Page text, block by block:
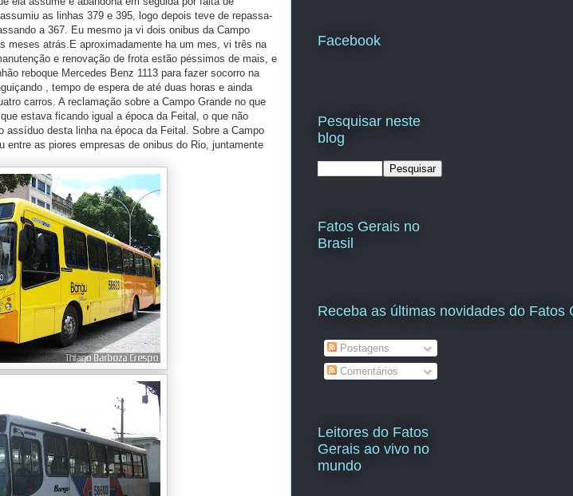
as linhas 379 e 395, logo depois teve de repassa-
a 367. Eu mesmo ja vi dois onibus da Campo
meses atrás.E aproximadamente ha um mes, vi três na
e renovação de frota estão péssimos de mais, e
reboque Mercedes Benz 1113 para fazer socorro na
, tempo de espera de até duas horas e ainda
carros. A reclamação sobre a Campo Grande no que
estava ficando igual a época da Feital, o que não
assíduo desta linha na época da Feital. Sobre a Campo
entre as piores empresas de onibus do Rio, juntamente
Facebook
Pesquisar neste
blog
Fatos Gerais no
Brasil
Receba as últimas novidades do Fatos
Postagens
Comentários
Leitores do Fatos
Gerais ao vivo no
mundo